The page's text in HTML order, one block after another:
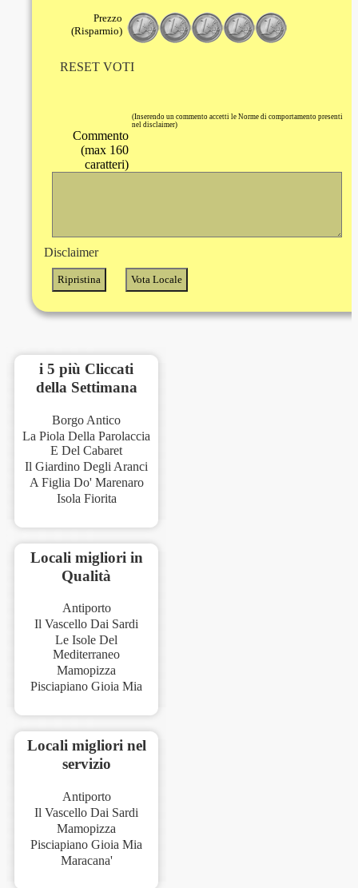
Prezzo
(Risparmio)
RESET VOTI
(Inserendo un commento accetti le Norme di comportamento presenti
nel disclaimer)
Commento
(max 160
caratteri)
Disclaimer
i 5 più Cliccati
della Settimana
Borgo Antico
La Piola Della Parolaccia
E Del Cabaret
Il Giardino Degli Aranci
A Figlia Do' Marenaro
Isola Fiorita
Locali migliori in
Qualità
Antiporto
Il Vascello Dai Sardi
Le Isole Del
Mediterraneo
Mamopizza
Pisciapiano Gioia Mia
Locali migliori nel
servizio
Antiporto
Il Vascello Dai Sardi
Mamopizza
Pisciapiano Gioia Mia
Maracana'